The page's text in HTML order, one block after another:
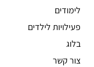
לימודים
פעילויות לילדים
בלוג
צור קשר